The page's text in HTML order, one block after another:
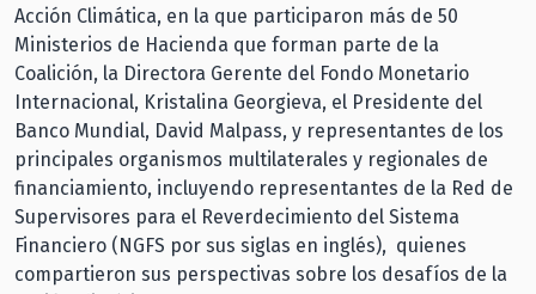
Acción Climática, en la que participaron más de 50
Ministerios de Hacienda que forman parte de la
Coalición, la Directora Gerente del Fondo Monetario
Internacional, Kristalina Georgieva, el Presidente del
Banco Mundial, David Malpass, y representantes de los
principales organismos multilaterales y regionales de
financiamiento, incluyendo representantes de la Red de
Supervisores para el Reverdecimiento del Sistema
Financiero (NGFS por sus siglas en inglés), quienes
compartieron sus perspectivas sobre los desafíos de la